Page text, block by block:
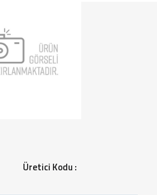
Üretici Kodu :